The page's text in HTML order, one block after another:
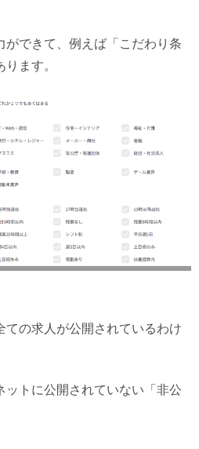
ができて、例えば「こだわり条
ます。
ての求人が公開されているわけ
ットに公開されていない「非公